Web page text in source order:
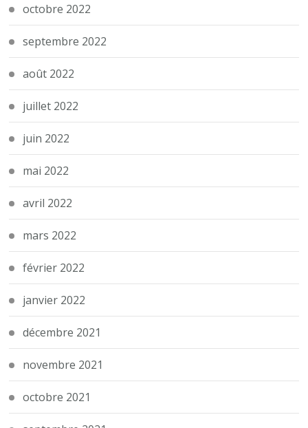
octobre 2022
septembre 2022
août 2022
juillet 2022
juin 2022
mai 2022
avril 2022
mars 2022
février 2022
janvier 2022
décembre 2021
novembre 2021
octobre 2021